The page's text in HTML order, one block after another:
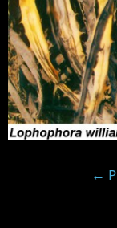
←